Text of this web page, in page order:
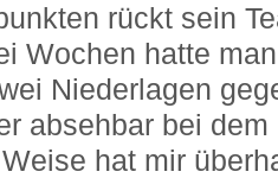
rückt sein
Wochen hatte
Niederlagen
absehbar bei
hat mir